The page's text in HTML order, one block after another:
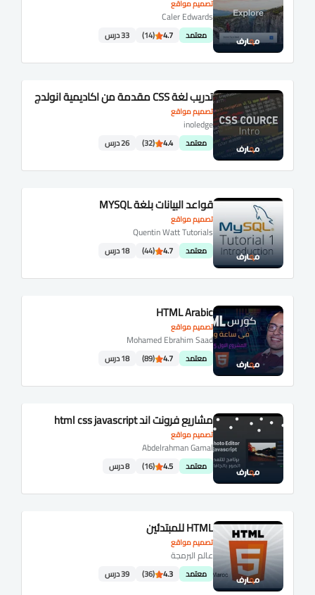
تصميم مواقع
Caler Edwards
معتمد 4.7
(14) 33 درس
تصميم مواقع
تدريب لغة CSS مقدمة من اكاديمية انولدج
inoledge
معتمد 4.4
(32) 26 درس
تصميم مواقع
قواعد البيانات بلغة MYSQL
Quentin Watt Tutorials
معتمد 4.7
(44) 18 درس
تصميم مواقع
HTML Arabic
Mohamed Ebrahim Saad
معتمد 4.7
(89) 18 درس
تصميم مواقع
مشاريع فرونت اند html css javascript
Abdelrahman Gamal
معتمد 4.5
(16) 8 درس
تصميم مواقع
HTML للمبتدئين
عالم البرمجة
معتمد 4.3
(36) 39 درس